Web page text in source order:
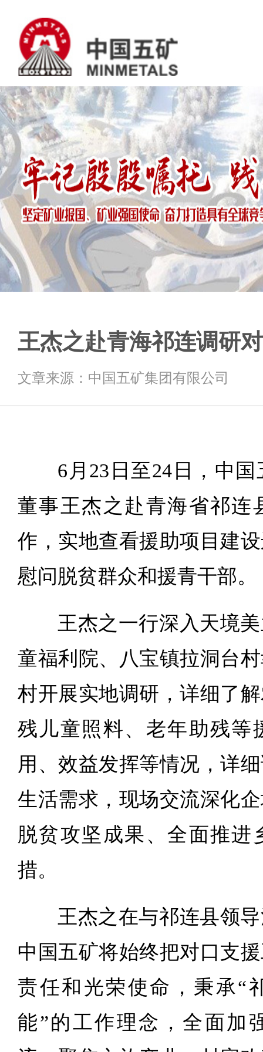
王杰之赴青海祁连调研
文章来源：中国五矿集团有限公司
6月23日至24日，中
董事王杰之赴青海省祁连
作，实地查看援助项目建
慰问脱贫群众和援青干部。
王杰之一行深入天境
童福利院、八宝镇拉洞台
村开展实地调研，详细了
残儿童照料、老年助残等
用、效益发挥等情况，详
生活需求，现场交流深化
脱贫攻坚成果、全面推进
措。
王杰之在与祁连县领
中国五矿将始终把对口支
责任和光荣使命，秉承“
能”的工作理念，全面加